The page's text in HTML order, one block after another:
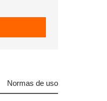
Normas de uso